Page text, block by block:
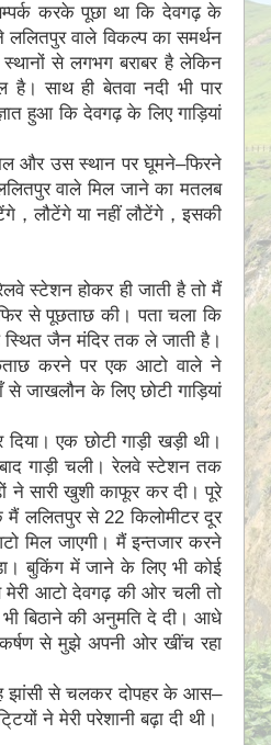
करके पूछा था कि देवगढ़ के
ललितपुर वाले विकल्प का समर्थन
स्थानों से लगभग बराबर है लेकिन
साथ ही बेतवा नदी भी पार
हुआ कि देवगढ़ के लिए गाड़ियां
और उस स्थान पर घूमने–फिरने
वाले मिल जाने का मतलब
，लौटेंगे या नहीं लौटेंगे，इसकी
स्टेशन होकर ही जाती है तो मैं
से पूछताछ की। पता चला कि
जैन मंदिर तक ले जाती है।
करने पर एक आटो वाले ने
जाखलौन के लिए छोटी गाड़ियां
एक छोटी गाड़ी खड़ी थी।
गाड़ी चली। रेलवे स्टेशन तक
ने सारी खुशी काफूर कर दी। पूरे
मैं ललितपुर से 22 किलोमीटर दूर
मिल जाएगी। मैं इन्तजार करने
बुकिंग में जाने के लिए भी कोई
आटो देवगढ़ की ओर चली तो
भी बिठाने की अनुमति दे दी। आधे
से मुझे अपनी ओर खींच रहा
झांसी से चलकर दोपहर के आस–
ने मेरी परेशानी बढ़ा दी थी।